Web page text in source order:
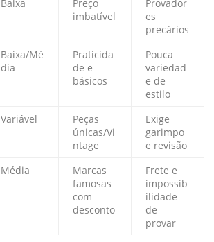
Baixa
Preço
imbatível
Provador
es
precários
Baixa/Mé
dia
Praticida
de e
básicos
Pouca
variedad
e de
estilo
Variável
Peças
únicas/Vi
ntage
Exige
garimpo
e revisão
Média
Marcas
famosas
com
desconto
Frete e
impossib
ilidade
de
provar